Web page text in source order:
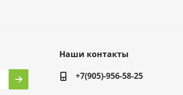
Наши контакты
+7(905)-956-58-25